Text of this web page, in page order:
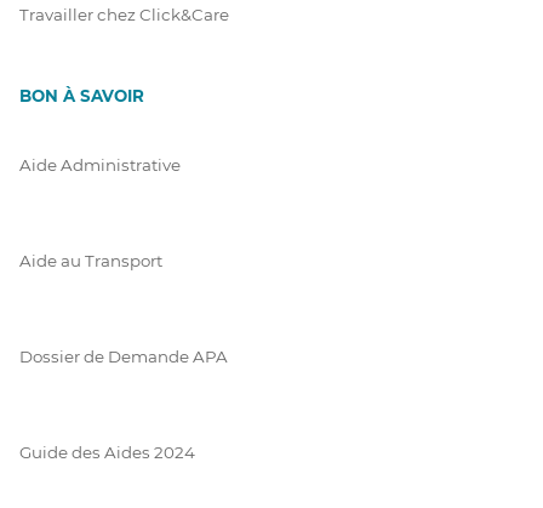
Travailler chez Click&Care
BON À SAVOIR
Aide Administrative
Aide au Transport
Dossier de Demande APA
Guide des Aides 2024